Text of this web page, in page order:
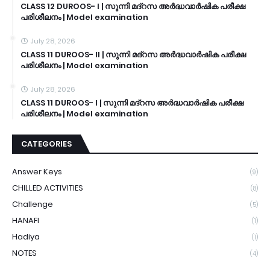
CLASS 12 DUROOS- I | സുന്നി മദ്റസ അർദ്ധവാർഷിക പരീക്ഷ
പരിശീലനം | Model examination
July 28, 2026
CLASS 11 DUROOS- II | സുന്നി മദ്റസ അർദ്ധവാർഷിക പരീക്ഷ
പരിശീലനം | Model examination
July 28, 2026
CLASS 11 DUROOS- I | സുന്നി മദ്റസ അർദ്ധവാർഷിക പരീക്ഷ
പരിശീലനം | Model examination
CATEGORIES
Answer Keys (9)
CHILLED ACTIVITIES (8)
Challenge (5)
HANAFI (1)
Hadiya (1)
NOTES (4)